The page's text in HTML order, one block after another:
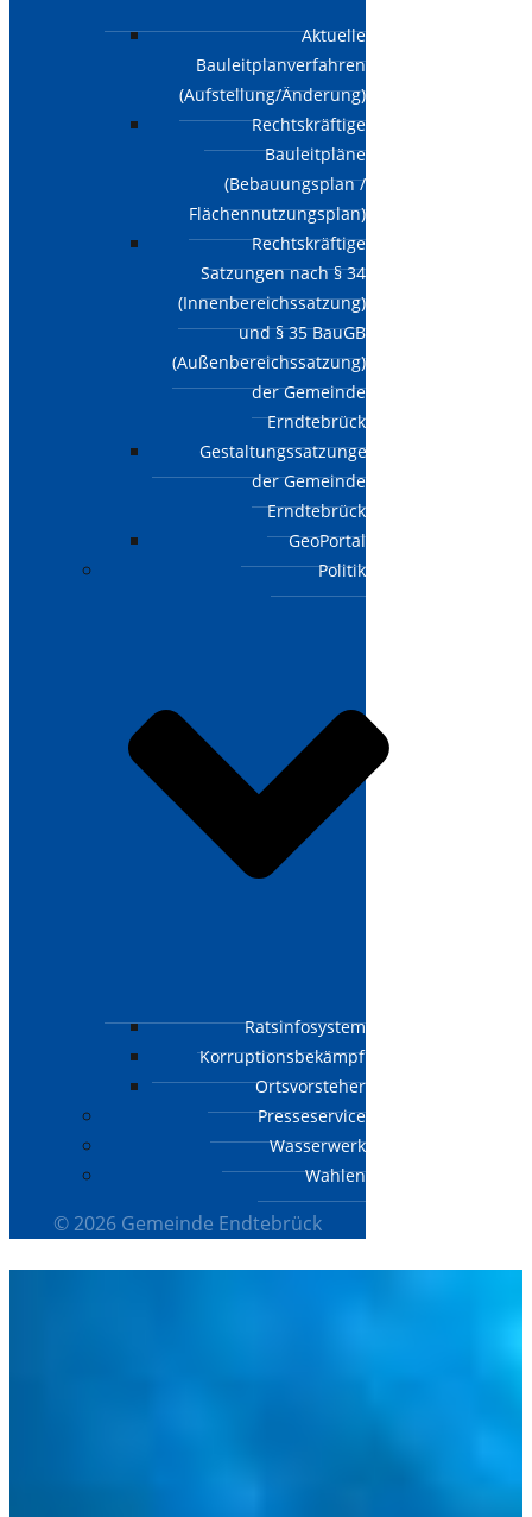
Aktuelle
Bauleitplanverfahren
(Aufstellung/Änderung)
Rechtskräftige
Bauleitpläne
(Bebauungsplan /
Flächennutzungsplan)
Rechtskräftige
Satzungen nach § 34
(Innenbereichssatzung)
und § 35 BauGB
(Außenbereichssatzung)
der Gemeinde
Erndtebrück
Gestaltungssatzungen
der Gemeinde
Erndtebrück
GeoPortal
Politik
Ratsinfosystem
Korruptionsbekämpfungsgesetz
Ortsvorsteher
Presseservice
Wasserwerk
Wahlen
© 2026 Gemeinde Endtebrück